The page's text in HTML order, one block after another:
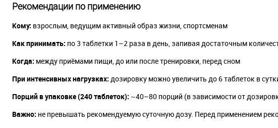
Рекомендации по применению
Кому: взрослым, ведущим активный образ жизни, спортсменам
Как принимать: по 3 таблетки 1–2 раза в день, запивая достаточным
Когда: между приёмами пищи, до или после тренировки, перед сном
При интенсивных нагрузках: дозировку можно увеличить до 6 таблеток в
Порций в упаковке (240 таблеток): ~40–80 порций (в зависимости от
Важно: не превышать рекомендуемую суточную дозу. Перед применением